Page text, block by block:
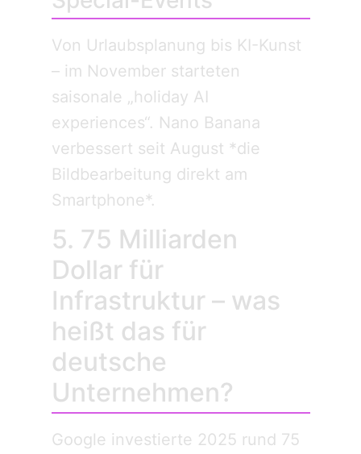
Von Urlaubsplanung bis KI-Kunst
– im November starteten
saisonale „holiday AI
experiences“. Nano Banana
verbessert seit August *die
Bildbearbeitung direkt am
Smartphone*.
5. 75 Milliarden
Dollar für
Infrastruktur – was
heißt das für
deutsche
Unternehmen?
Google investierte 2025 rund 75